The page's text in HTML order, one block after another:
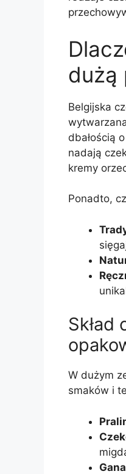
dużą
Belgijska
dbałością
nadają
kremy
Ponadto,
Skład
W dużym
smaków i